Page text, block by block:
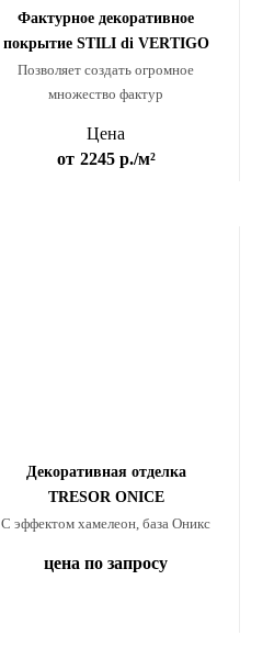
Фактурное декоративное
покрытие STILI di VERTIGO
Позволяет создать огромное
множество фактур
Цена
от 2245 р./м²
Декоративная отделка
TRESOR ONICE
С эффектом хамелеон, база Оникс
цена по запросу